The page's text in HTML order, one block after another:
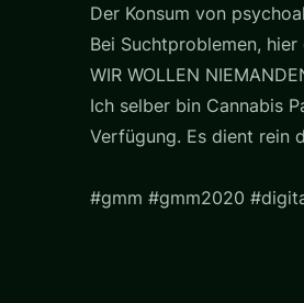
Der Konsum von
Bei Suchtproblemen,
WIR WOLLEN
Ich selber bin Cannabis
Verfügung. Es dient rein
#gmm #gmm2020